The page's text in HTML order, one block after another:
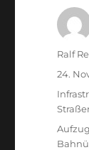
Autor
Ralf
am
24.